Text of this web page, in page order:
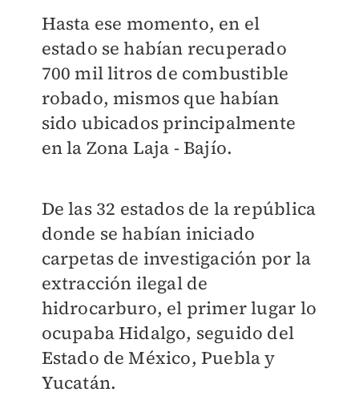
Hasta ese momento, en el
estado se habían recuperado
700 mil litros de combustible
robado, mismos que habían
sido ubicados principalmente
en la Zona Laja - Bajío.
De las 32 estados de la república
donde se habían iniciado
carpetas de investigación por la
extracción ilegal de
hidrocarburo, el primer lugar lo
ocupaba Hidalgo, seguido del
Estado de México, Puebla y
Yucatán.